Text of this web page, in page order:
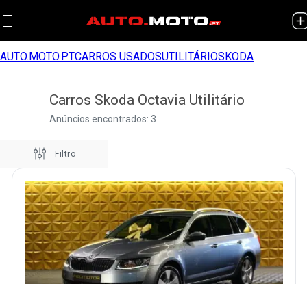
AUTO.MOTO.PTCARROS USADOSUTILITÁRIOSKODA
Carros Skoda Octavia Utilitário
Anúncios encontrados: 3
Filtro